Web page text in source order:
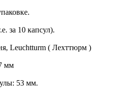
за 10 капсул).
Leuchtturm ( Лехттюрм )
мм
53 мм.